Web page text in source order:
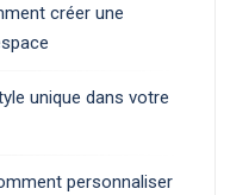
créer une
unique dans votre
personnaliser